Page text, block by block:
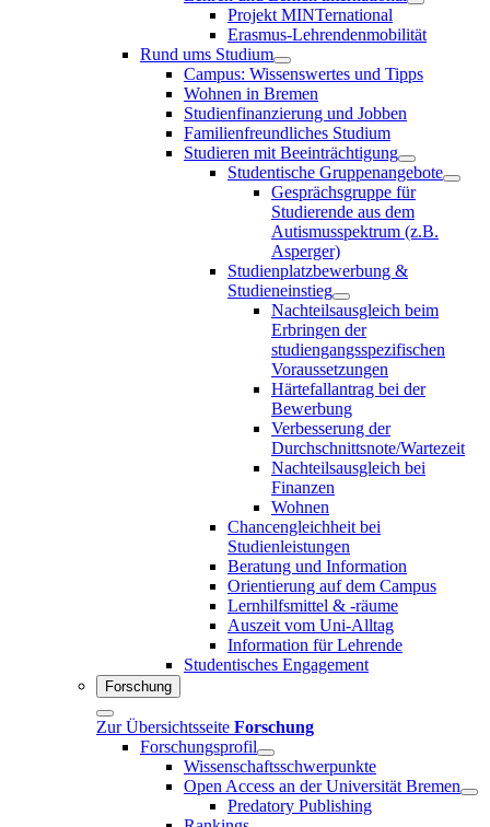
Projekt MINTernational
Erasmus-Lehrendenmobilität
Rund ums Studium
Campus: Wissenswertes und Tipps
Wohnen in Bremen
Studienfinanzierung und Jobben
Familienfreundliches Studium
Studieren mit Beeinträchtigung
Studentische Gruppenangebote
Gesprächsgruppe für
Studierende aus dem
Autismusspektrum (z.B.
Asperger)
Studienplatzbewerbung &
Studieneinstieg
Nachteilsausgleich beim
Erbringen der
studiengangsspezifischen
Voraussetzungen
Härtefallantrag bei der
Bewerbung
Verbesserung der
Durchschnittsnote/Wartezeit
Nachteilsausgleich bei
Finanzen
Wohnen
Chancengleichheit bei
Studienleistungen
Beratung und Information
Orientierung auf dem Campus
Lernhilfsmittel & -räume
Auszeit vom Uni-Alltag
Information für Lehrende
Studentisches Engagement
Forschung
Zur Übersichtsseite Forschung
Forschungsprofil
Wissenschaftsschwerpunkte
Open Access an der Universität Bremen
Predatory Publishing